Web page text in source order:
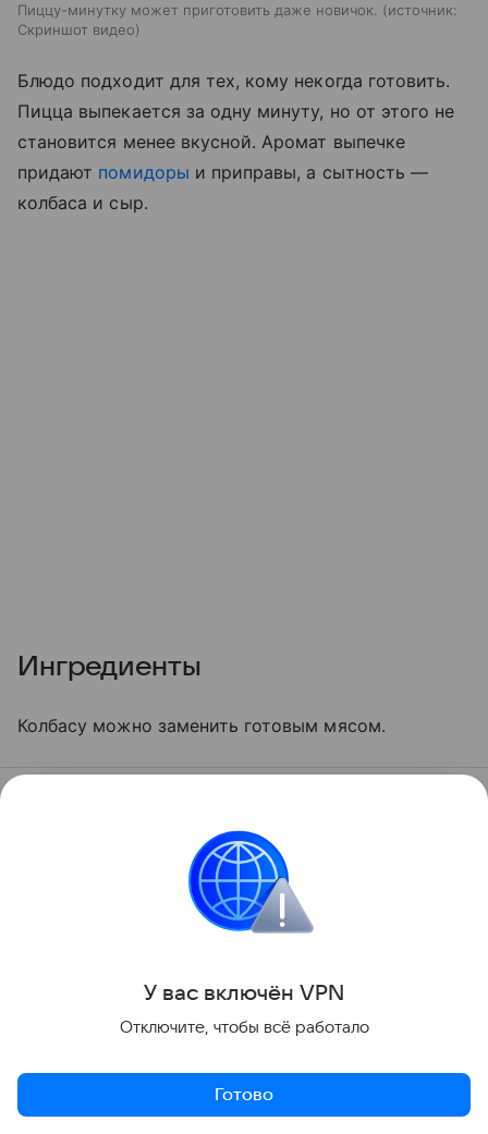
Пиццу-минутку может приготовить даже новичок.
источник:
Скриншот видео
Блюдо подходит для тех, кому некогда готовить.
Пицца выпекается за одну минуту, но от этого не
становится менее вкусной. Аромат выпечке
придают помидоры и приправы, а сытность —
колбаса и сыр.
Ингредиенты
Колбасу можно заменить готовым мясом.
Щепотка
½ ст.
100 г
Помидор
У вас включён VPN
Отключите, чтобы всё работало
Готово